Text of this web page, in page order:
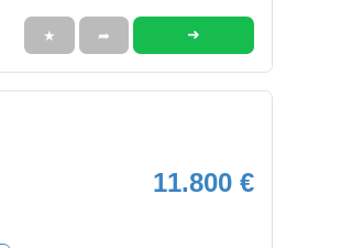
★ ➦ ➜
11.800 €